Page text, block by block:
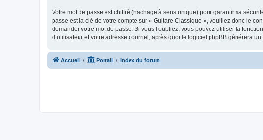
Votre mot de passe est chiffré (hachage à sens unique) pour garantir sa
passe est la clé de votre compte sur « Guitare Classique », veuillez donc le
demander votre mot de passe. Si vous l’oubliez, vous pouvez utiliser la
d’utilisateur et votre adresse courriel, après quoi le logiciel phpBB générera
Accueil Portail Index du forum